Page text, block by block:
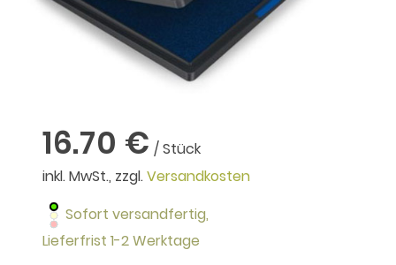
16.70 € / Stück
inkl. MwSt., zzgl.Versandkosten
Sofort versandfertig,
Lieferfrist 1-2 Werktage